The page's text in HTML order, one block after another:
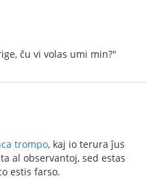
ĉu vi volas umi min?"
trompo, kaj io terura ĵus
al observantoj, sed estas
estis farso.